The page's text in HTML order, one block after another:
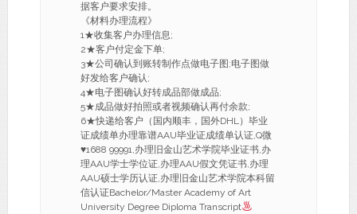
据客户要求安排。
《材料办理流程》
1★收集客户办理信息;
2★客户付定金下单;
3★公司确认到账转制作点做电子图;电子图做
好发给客户确认;
4★电子图确认好转成品部做成品;
5★成品做好拍照或者视频确认再付余款;
6★快递给客户（国内顺丰，国外DHL）毕业
证成绩单办理靠谱AAU毕业证成绩单认证,Q微
♥1688 99991,办理旧金山艺术学院毕业证书,办
理AAU学士学位证,办理AAU假文凭证书,办理
AAU硕士学历认证,办理旧金山艺术学院本科留
信认证Bachelor/Master Academy of Art
University Degree Diploma Transcript